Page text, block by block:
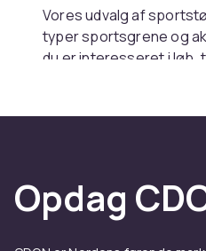
Vores udvalg af
typer sportsgrene og
du er interesseret i løb,
vores sportstøj og find
Fokuser på
funktion med
Opdag